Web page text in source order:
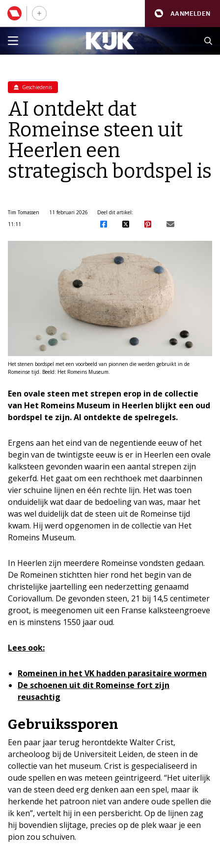
AANMELDEN
Geschiedenis
AI ontdekt dat
Romeinse steen uit
Heerlen een
strategisch bordspel is
Tim Tomassen
11 februari 2026
11:11
Deel dit artikel:
Het stenen bordspel met een voorbeeld van pionnen die werden gebruikt in de
Romeinse tijd. Beeld: Het Romeins Museum.
Een ovale steen met strepen erop in de collectie
van Het Romeins Museum in Heerlen blijkt een oud
bordspel te zijn. AI ontdekte de spelregels.
Ergens aan het eind van de negentiende eeuw of het
begin van de twintigste eeuw is er in Heerlen een ovale
kalksteen gevonden waarin een aantal strepen zijn
gekerfd. Het gaat om een rechthoek met daarbinnen
vier schuine lijnen en één rechte lijn. Het was toen
onduidelijk wat daar de bedoeling van was, maar het
was wel duidelijk dat de steen uit de Romeinse tijd
kwam. Hij werd opgenomen in de collectie van Het
Romeins Museum.
In Heerlen zijn meerdere Romeinse vondsten gedaan.
De Romeinen stichtten hier rond het begin van de
christelijke jaartelling een nederzetting genaamd
Coriovallum. De gevonden steen, 21 bij 14,5 centimeter
groot, is meegenomen uit een Franse kalksteengroeve
en is minstens 1550 jaar oud.
Lees ook:
Romeinen in het VK hadden parasitaire wormen
De schoenen uit dit Romeinse fort zijn
reusachtig
Gebruikssporen
Een paar jaar terug herontdekte Walter Crist,
archeoloog bij de Universiteit Leiden, de steen in de
collectie van het museum. Crist is gespecialiseerd in
oude spellen en was meteen geïntrigeerd. “Het uiterlijk
van de steen deed erg denken aan een spel, maar ik
herkende het patroon niet van andere oude spellen die
ik ken”, vertelt hij in een persbericht. Op de lijnen zag
hij bovendien slijtage, precies op de plek waar je een
pion zou schuiven.